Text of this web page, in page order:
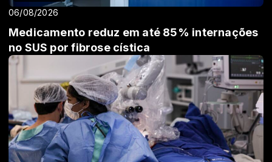
06/08/2026
Medicamento reduz em até 85% internações
no SUS por fibrose cística